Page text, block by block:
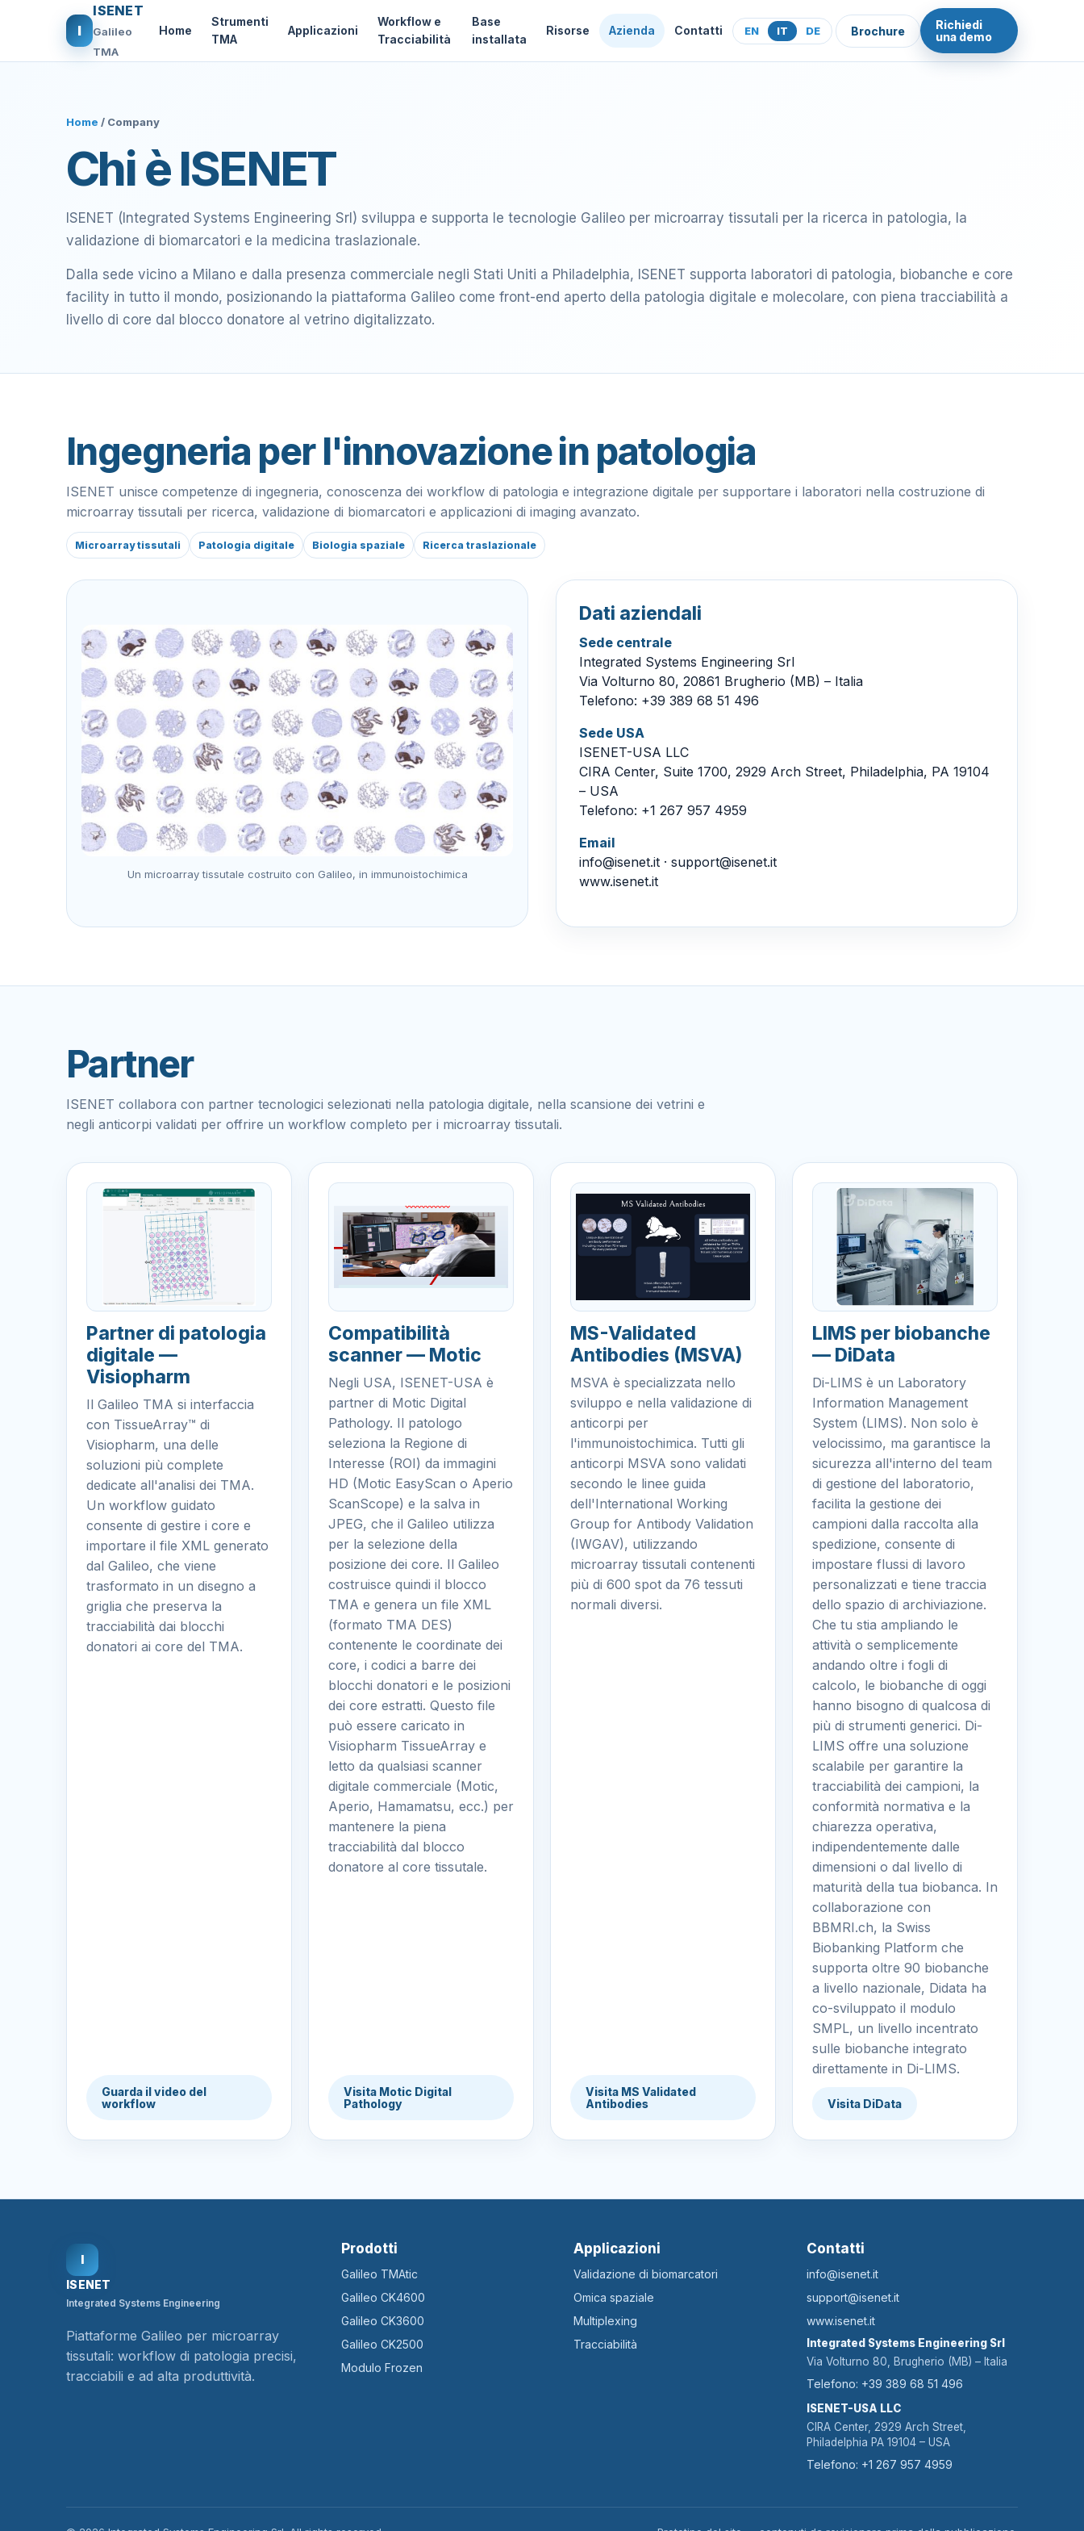
I
ISENET
Galileo
TMA
Home
Strumenti
TMA
Applicazioni
Workflow e
Tracciabilità
Base
installata
Risorse Azienda Contatti EN IT DE Brochure
Richiedi
una demo
Home / Company
Chi è ISENET
ISENET (Integrated Systems Engineering Srl) sviluppa e supporta le tecnologie Galileo per microarray tissutali per la ricerca in patologia, la
validazione di biomarcatori e la medicina traslazionale.
Dalla sede vicino a Milano e dalla presenza commerciale negli Stati Uniti a Philadelphia, ISENET supporta laboratori di patologia, biobanche e core
facility in tutto il mondo, posizionando la piattaforma Galileo come front-end aperto della patologia digitale e molecolare, con piena tracciabilità a
livello di core dal blocco donatore al vetrino digitalizzato.
Ingegneria per l'innovazione in patologia
ISENET unisce competenze di ingegneria, conoscenza dei workflow di patologia e integrazione digitale per supportare i laboratori nella costruzione di
microarray tissutali per ricerca, validazione di biomarcatori e applicazioni di imaging avanzato.
Microarray tissutali Patologia digitale Biologia spaziale Ricerca traslazionale
Un microarray tissutale costruito con Galileo, in immunoistochimica
Dati aziendali
Sede centrale
Integrated Systems Engineering Srl
Via Volturno 80, 20861 Brugherio (MB) – Italia
Telefono: +39 389 68 51 496
Sede USA
ISENET-USA LLC
CIRA Center, Suite 1700, 2929 Arch Street, Philadelphia, PA 19104
– USA
Telefono: +1 267 957 4959
Email
info@isenet.it · support@isenet.it
www.isenet.it
Partner
ISENET collabora con partner tecnologici selezionati nella patologia digitale, nella scansione dei vetrini e
negli anticorpi validati per offrire un workflow completo per i microarray tissutali.
Partner di patologia
digitale —
Visiopharm
Il Galileo TMA si interfaccia
con TissueArray™ di
Visiopharm, una delle
soluzioni più complete
dedicate all'analisi dei TMA.
Un workflow guidato
consente di gestire i core e
importare il file XML generato
dal Galileo, che viene
trasformato in un disegno a
griglia che preserva la
tracciabilità dai blocchi
donatori ai core del TMA.
Guarda il video del
workflow
Compatibilità
scanner — Motic
Negli USA, ISENET-USA è
partner di Motic Digital
Pathology. Il patologo
seleziona la Regione di
Interesse (ROI) da immagini
HD (Motic EasyScan o Aperio
ScanScope) e la salva in
JPEG, che il Galileo utilizza
per la selezione della
posizione dei core. Il Galileo
costruisce quindi il blocco
TMA e genera un file XML
(formato TMA DES)
contenente le coordinate dei
core, i codici a barre dei
blocchi donatori e le posizioni
dei core estratti. Questo file
può essere caricato in
Visiopharm TissueArray e
letto da qualsiasi scanner
digitale commerciale (Motic,
Aperio, Hamamatsu, ecc.) per
mantenere la piena
tracciabilità dal blocco
donatore al core tissutale.
Visita Motic Digital
Pathology
MS-Validated
Antibodies (MSVA)
MSVA è specializzata nello
sviluppo e nella validazione di
anticorpi per
l'immunoistochimica. Tutti gli
anticorpi MSVA sono validati
secondo le linee guida
dell'International Working
Group for Antibody Validation
(IWGAV), utilizzando
microarray tissutali contenenti
più di 600 spot da 76 tessuti
normali diversi.
Visita MS Validated
Antibodies
LIMS per biobanche
— DiData
Di-LIMS è un Laboratory
Information Management
System (LIMS). Non solo è
velocissimo, ma garantisce la
sicurezza all'interno del team
di gestione del laboratorio,
facilita la gestione dei
campioni dalla raccolta alla
spedizione, consente di
impostare flussi di lavoro
personalizzati e tiene traccia
dello spazio di archiviazione.
Che tu stia ampliando le
attività o semplicemente
andando oltre i fogli di
calcolo, le biobanche di oggi
hanno bisogno di qualcosa di
più di strumenti generici. Di-
LIMS offre una soluzione
scalabile per garantire la
tracciabilità dei campioni, la
conformità normativa e la
chiarezza operativa,
indipendentemente dalle
dimensioni o dal livello di
maturità della tua biobanca. In
collaborazione con
BBMRI.ch, la Swiss
Biobanking Platform che
supporta oltre 90 biobanche
a livello nazionale, Didata ha
co-sviluppato il modulo
SMPL, un livello incentrato
sulle biobanche integrato
direttamente in Di-LIMS.
Visita DiData
I
ISENET
Integrated Systems Engineering
Piattaforme Galileo per microarray
tissutali: workflow di patologia precisi,
tracciabili e ad alta produttività.
Prodotti
Galileo TMAtic
Galileo CK4600
Galileo CK3600
Galileo CK2500
Modulo Frozen
Applicazioni
Validazione di biomarcatori
Omica spaziale
Multiplexing
Tracciabilità
Contatti
info@isenet.it
support@isenet.it
www.isenet.it
Integrated Systems Engineering Srl
Via Volturno 80, Brugherio (MB) – Italia
Telefono: +39 389 68 51 496
ISENET-USA LLC
CIRA Center, 2929 Arch Street,
Philadelphia PA 19104 – USA
Telefono: +1 267 957 4959